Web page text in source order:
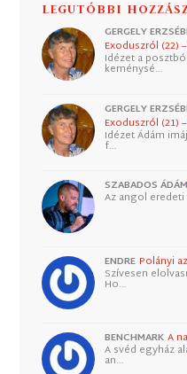
LEGUTÓBBI
GERGELY
Exoduszról (22)
Idézet a
keménysé…
GERGELY
Exoduszról (21)
Idézet Ádám
f…
SZABADOS ÁDÁM
Az angol
ENDRE Polányi
Szívesen
Ho…
BENCHMARK A
A svéd egyház
an…